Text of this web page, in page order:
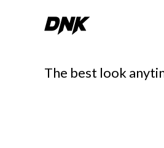
The best look